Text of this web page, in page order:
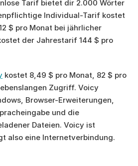
Tarif bietet dir 2.000 Wörter
Individual-Tarif kostet
$ pro Monat bei jährlicher
der Jahrestarif 144 $ pro
kostet 8,49 $ pro Monat, 82 $ pro
Zugriff. Voicy
Browser-Erweiterungen,
und die
Dateien. Voicy ist
also eine Internetverbindung.